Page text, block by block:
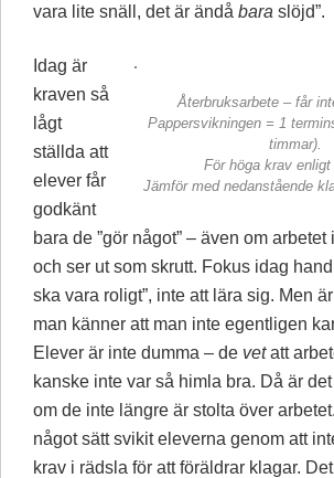
vara lite snäll, det är ändå bara slöjd”.
Återbruksarbete – får
Pappersvikningen = 1
timmar).
För höga krav enligt
Jämför med nedanstående
Idag är
kraven så
lågt
ställda att
elever får
godkänt
bara de ”gör något” – även om
och ser ut som skrutt. Fokus idag
ska vara roligt”, inte att lära sig. Men är
man känner att man inte egentligen
Elever är inte dumma – de vetatt
kanske inte var så himla bra. Då är
om de inte längre är stolta över
något sätt svikit eleverna genom att
krav i rädsla för att föräldrar klagar.